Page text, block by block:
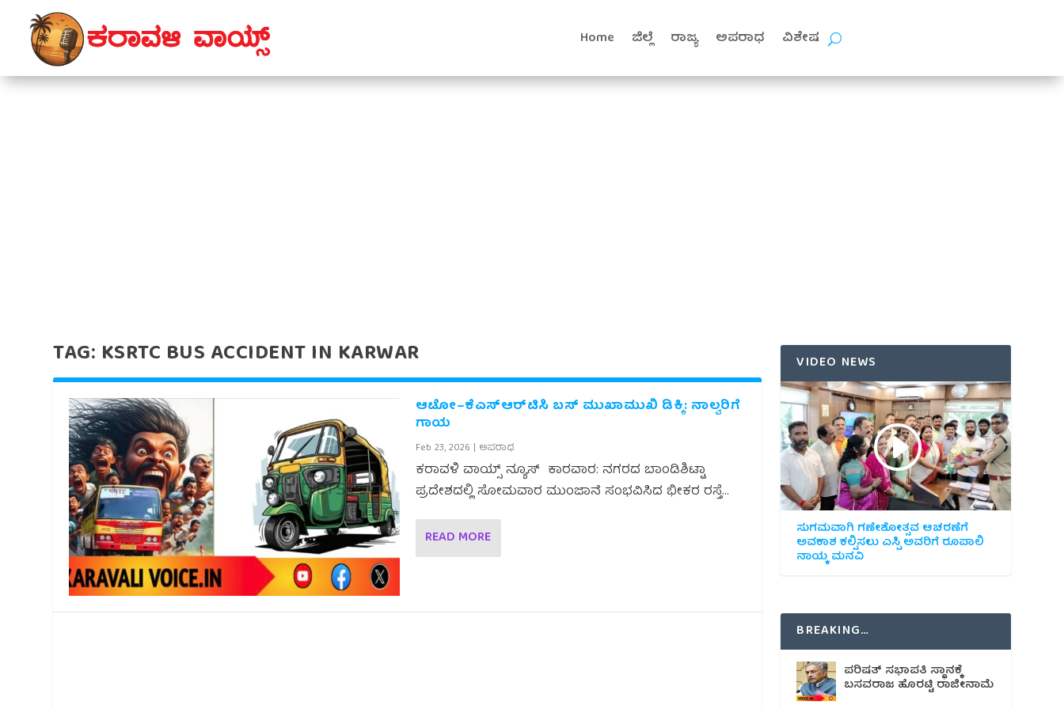
Home ಜಿಲ್ಲೆ ರಾಜ್ಯ ಅಪರಾಧ ವಿಶೇಷ
TAG: KSRTC BUS ACCIDENT IN KARWAR
ಆಟೋ–ಕೆಎಸ್‌ಆರ್‌ಟಿಸಿ ಬಸ್ ಮುಖಾಮುಖಿ ಡಿಕ್ಕಿ: ನಾಲ್ವರಿಗೆ
ಗಾಯ
Feb 23, 2026 | ಅಪರಾಧ
ಕರಾವಳಿ ವಾಯ್ಸ್ ನ್ಯೂಸ್ ಕಾರವಾರ: ನಗರದ ಬಾಂಡಿಶಿಟ್ಟಾ
ಪ್ರದೇಶದಲ್ಲಿ ಸೋಮವಾರ ಮುಂಜಾನೆ ಸಂಭವಿಸಿದ ಭೀಕರ ರಸ್ತೆ...
READ MORE
VIDEO NEWS
ಸುಗಮವಾಗಿ ಗಣೇಶೋತ್ಸವ ಆಚರಣೆಗೆ
ಅವಕಾಶ ಕಲ್ಪಿಸಲು ಎಸ್ಪಿ ಅವರಿಗೆ ರೂಪಾಲಿ
ನಾಯ್ಕ ಮನವಿ
BREAKING…
ಪರಿಷತ್ ಸಭಾಪತಿ ಸ್ಥಾನಕ್ಕೆ
ಬಸವರಾಜ ಹೊರಟ್ಟಿ ರಾಜೀನಾಮೆ